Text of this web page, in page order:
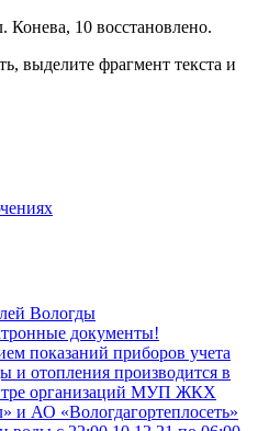
Конева, 10 восстановлено.
выделите фрагмент текста и
Вологды
документы!
показаний приборов учета
и отопления производится в
организаций МУП ЖКХ
и АО «Вологдагортеплосеть»